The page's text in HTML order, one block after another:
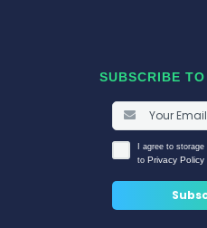
SUBSCRIBE
I agree to
to Privacy Policy